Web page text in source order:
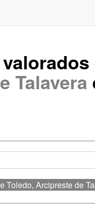
Talavera
Toledo, Arcipreste de